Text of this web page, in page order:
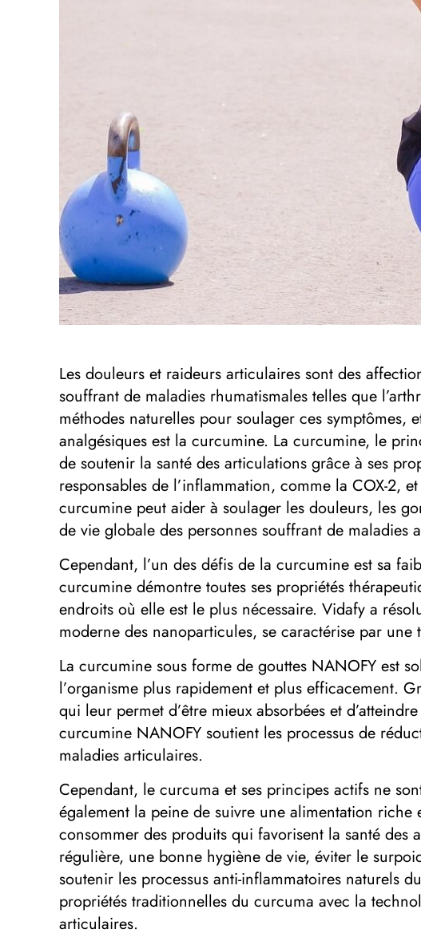
Les douleurs et raideurs articulaires sont des
souffrant de maladies rhumatismales telles que
méthodes naturelles pour soulager ces symptômes,
analgésiques est la curcumine. La curcumine, le
de soutenir la santé des articulations grâce à ses
responsables de l’inflammation, comme la COX-2,
curcumine peut aider à soulager les douleurs, les
de vie globale des personnes souffrant de maladies
Cependant, l’un des défis de la curcumine est sa
curcumine démontre toutes ses propriétés
endroits où elle est le plus nécessaire. Vidafy a
moderne des nanoparticules, se caractérise par
La curcumine sous forme de gouttes NANOFY est
l’organisme plus rapidement et plus efficacement.
qui leur permet d’être mieux absorbées et
curcumine NANOFY soutient les processus de
maladies articulaires.
Cependant, le curcuma et ses principes actifs ne
également la peine de suivre une alimentation
consommer des produits qui favorisent la santé
régulière, une bonne hygiène de vie, éviter le
soutenir les processus anti-inflammatoires naturels
propriétés traditionnelles du curcuma avec la
articulaires.